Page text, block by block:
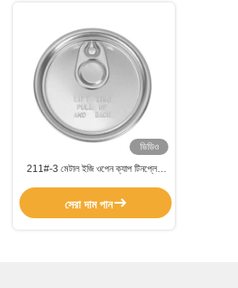
ভিডিও
211#-3 মেটাল ইজি ওপেন ক্যাপ টিনপ্লেট
সেরা দাম পান